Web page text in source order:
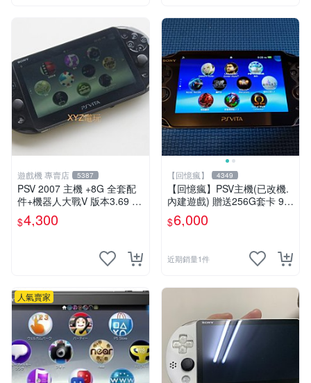
遊戲機 專賣店 5387
PSV 2007 主機 +8G 全套配
件+機器人大戰V 版本3.69 P
$4,300
【回憶瘋】 4349
【回憶瘋】PSV主機(已改機.
內建遊戲) 贈送256G套卡 9成
新 遊戲機 PSVITA
$6,000
近期銷量1件
人氣賣家